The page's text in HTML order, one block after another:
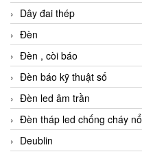
Dây đai thép
Đèn
Đèn , còi báo
Đèn báo kỹ thuật số
Đèn led âm trần
Đèn tháp led chống cháy nổ
Deublin